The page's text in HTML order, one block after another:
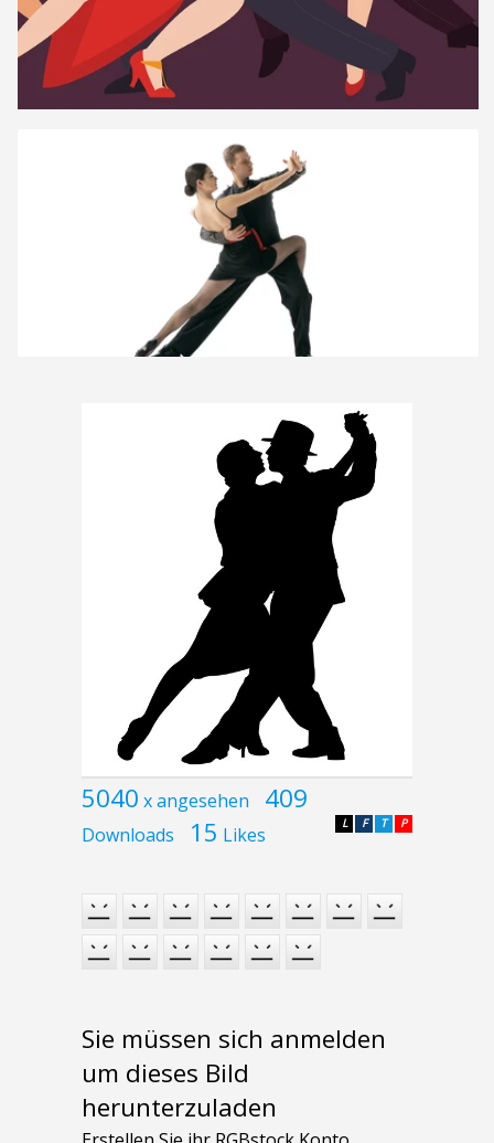
5040 x angesehen 409
Downloads 15 Likes P
T
F
L
Sie müssen sich anmelden
um dieses Bild
herunterzuladen